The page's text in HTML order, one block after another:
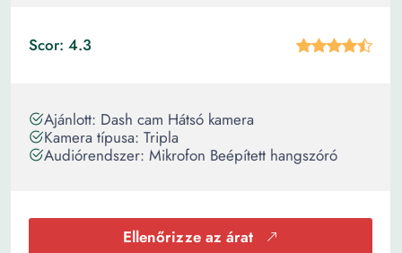
Scor: 4.3
Ajánlott: Dash cam Hátsó kamera
Kamera típusa: Tripla
Audiórendszer: Mikrofon Beépített hangszóró
Ellenőrizze az árat